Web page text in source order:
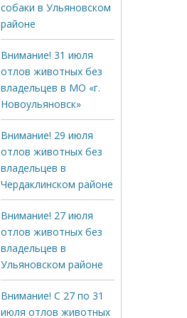
собаки в Ульяновском
районе
Внимание! 31 июля
отлов животных без
владельцев в МО «г.
Новоульяновск»
Внимание! 29 июля
отлов животных без
владельцев в
Чердаклинском районе
Внимание! 27 июля
отлов животных без
владельцев в
Ульяновском районе
Внимание! С 27 по 31
июля отлов животных